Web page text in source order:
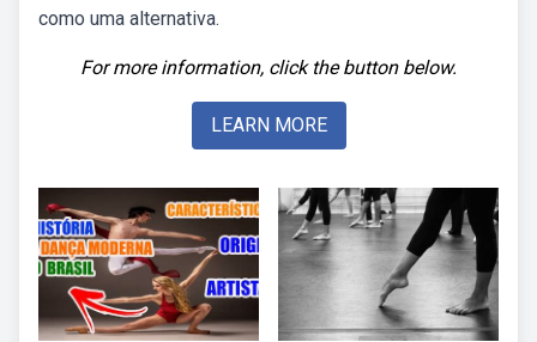
como uma alternativa.
For more information, click the button below.
LEARN MORE